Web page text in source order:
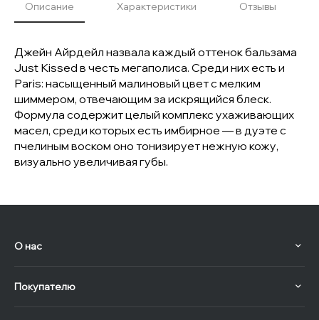
Описание Характеристики Отзывы
Джейн Айрдейл назвала каждый оттенок бальзама
Just Kissed в честь мегаполиса. Среди них есть и
Paris: насыщенный малиновый цвет с мелким
шиммером, отвечающим за искрящийся блеск.
Формула содержит целый комплекс ухаживающих
масел, среди которых есть имбирное — в дуэте с
пчелиным воском оно тонизирует нежную кожу,
визуально увеличивая губы.
О нас
Покупателю